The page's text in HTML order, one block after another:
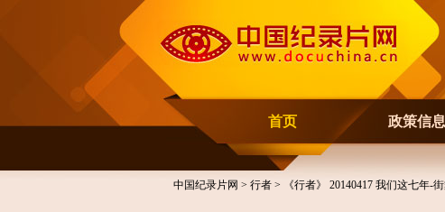
首页 政策信息
中国纪录片网 > 行者 > 《行者》 20140417 我们这七年-街